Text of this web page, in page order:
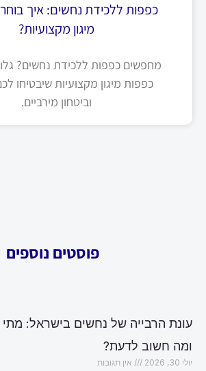
כפפות ללכידת נחשים: איך
מיגון מקצועיות?
מחפשים כפפות ללכידת נחשים?
כפפות מיגון מקצועיות שיבטיחו
וביטחון מירביים.
פוסטים נוספים
עונת הרבייה של נחשים בישראל:
ומה חשוב לדעת?
יולי 30, 2026 אין תגובות